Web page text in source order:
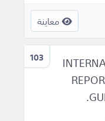
معاينة
103